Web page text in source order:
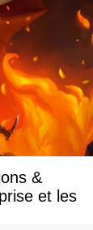
&
et les